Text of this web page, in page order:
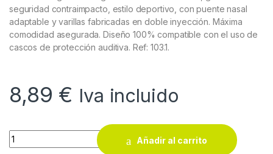
seguridad contraimpacto, estilo deportivo, con puente nasal
adaptable y varillas fabricadas en doble inyección. Máxima
comodidad asegurada. Diseño 100% compatible con el uso de
cascos de protección auditiva. Ref: 103.1.
8,89 € Iva incluido
Gafas de seguridad Pegaso BLACK&WHITE 103.1 quantity
Añadir al carrito